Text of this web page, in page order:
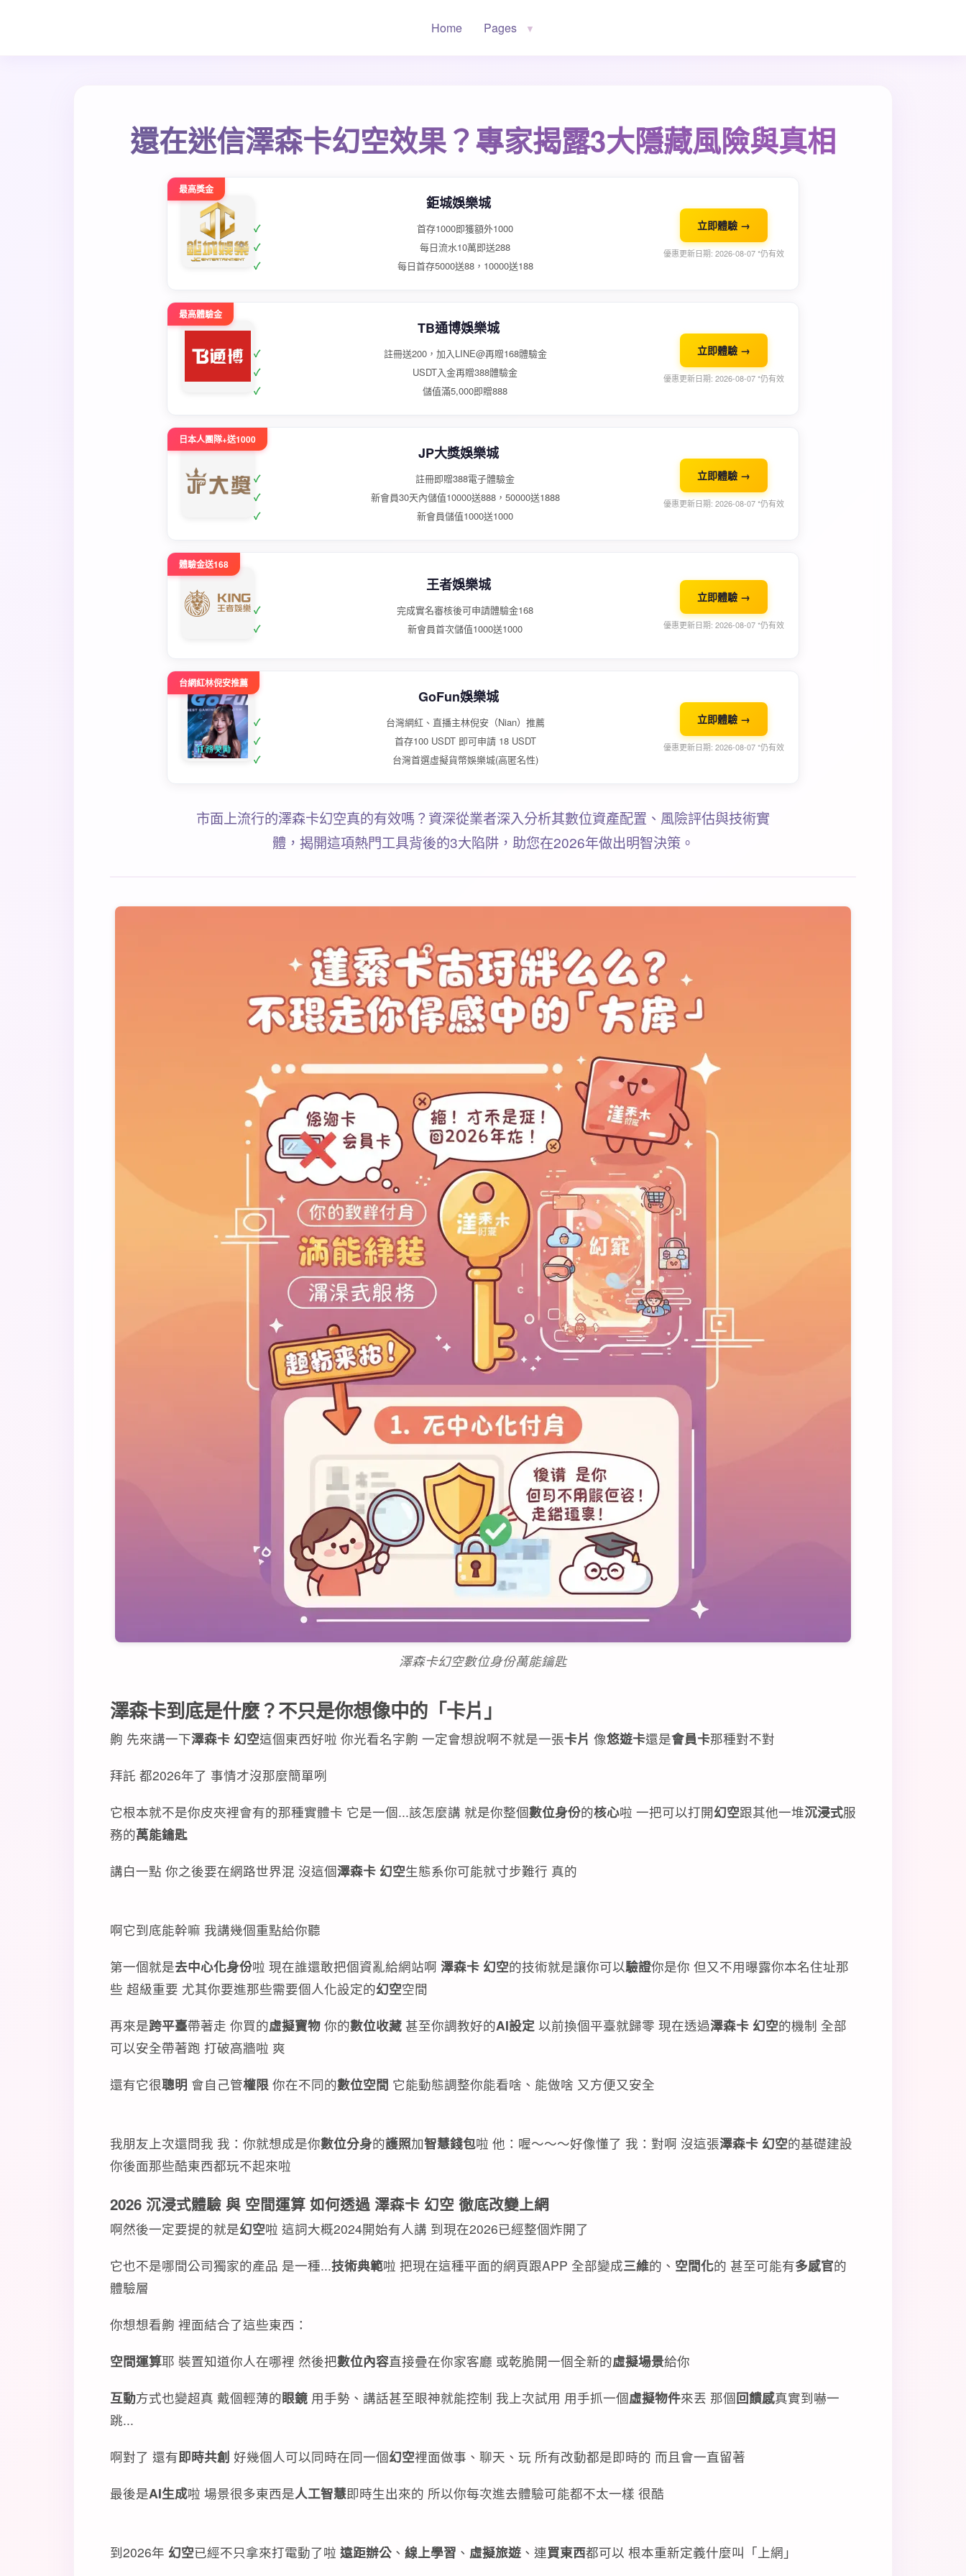
Home Pages ▼
還在迷信澤森卡幻空效果？專家揭露3大隱藏風險與真相
最高獎金
鉅城娛樂城
首存1000即獲額外1000
每日流水10萬即送288
每日首存5000送88，10000送188
立即體驗 →
優惠更新日期: 2026-08-07 *仍有效
最高體驗金
TB通博娛樂城
註冊送200，加入LINE@再贈168體驗金
USDT入金再贈388體驗金
儲值滿5,000即贈888
立即體驗 →
優惠更新日期: 2026-08-07 *仍有效
日本人團隊+送1000
JP大獎娛樂城
註冊即贈388電子體驗金
新會員30天內儲值10000送888，50000送1888
新會員儲值1000送1000
立即體驗 →
優惠更新日期: 2026-08-07 *仍有效
體驗金送168
王者娛樂城
完成實名審核後可申請體驗金168
新會員首次儲值1000送1000
立即體驗 →
優惠更新日期: 2026-08-07 *仍有效
台網紅林倪安推薦
GoFun娛樂城
台灣網紅、直播主林倪安（Nian）推薦
首存100 USDT 即可申請 18 USDT
台灣首選虛擬貨幣娛樂城(高匿名性)
立即體驗 →
優惠更新日期: 2026-08-07 *仍有效
市面上流行的澤森卡幻空真的有效嗎？資深從業者深入分析其數位資產配置、風險評估與技術實
體，揭開這項熱門工具背後的3大陷阱，助您在2026年做出明智決策。
澤森卡幻空數位身份萬能鑰匙
澤森卡到底是什麼？不只是你想像中的「卡片」
齁 先來講一下澤森卡 幻空這個東西好啦 你光看名字齁 一定會想說啊不就是一張卡片 像悠遊卡還是會員卡那種對不對
拜託 都2026年了 事情才沒那麼簡單咧
它根本就不是你皮夾裡會有的那種實體卡 它是一個...該怎麼講 就是你整個數位身份的核心啦 一把可以打開幻空跟其他一堆沉浸式服
務的萬能鑰匙
講白一點 你之後要在網路世界混 沒這個澤森卡 幻空生態系你可能就寸步難行 真的
啊它到底能幹嘛 我講幾個重點給你聽
第一個就是去中心化身份啦 現在誰還敢把個資亂給網站啊 澤森卡 幻空的技術就是讓你可以驗證你是你 但又不用曝露你本名住址那
些 超級重要 尤其你要進那些需要個人化設定的幻空空間
再來是跨平臺帶著走 你買的虛擬寶物 你的數位收藏 甚至你調教好的AI設定 以前換個平臺就歸零 現在透過澤森卡 幻空的機制 全部
可以安全帶著跑 打破高牆啦 爽
還有它很聰明 會自己管權限 你在不同的數位空間 它能動態調整你能看啥、能做啥 又方便又安全
我朋友上次還問我 我：你就想成是你數位分身的護照加智慧錢包啦 他：喔～～～好像懂了 我：對啊 沒這張澤森卡 幻空的基礎建設
你後面那些酷東西都玩不起來啦
2026 沉浸式體驗 與 空間運算 如何透過 澤森卡 幻空 徹底改變上網
啊然後一定要提的就是幻空啦 這詞大概2024開始有人講 到現在2026已經整個炸開了
它也不是哪間公司獨家的產品 是一種...技術典範啦 把現在這種平面的網頁跟APP 全部變成三維的、 空間化的 甚至可能有多感官的
體驗層
你想想看齁 裡面結合了這些東西：
空間運算耶 裝置知道你人在哪裡 然後把數位內容直接疊在你家客廳 或乾脆開一個全新的虛擬場景給你
互動方式也變超真 戴個輕薄的眼鏡 用手勢、講話甚至眼神就能控制 我上次試用 用手抓一個虛擬物件來丟 那個回饋感真實到嚇一
跳...
啊對了 還有即時共創 好幾個人可以同時在同一個幻空裡面做事、聊天、玩 所有改動都是即時的 而且會一直留著
最後是AI生成啦 場景很多東西是人工智慧即時生出來的 所以你每次進去體驗可能都不太一樣 很酷
到2026年 幻空已經不只拿來打電動了啦 遠距辦公 、 線上學習 、 虛擬旅遊 、連買東西都可以 根本重新定義什麼叫「上網」